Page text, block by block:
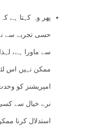
پھر وہ کہتا ہے
حسی تجربے سے
سے ماورا ہے،
ممکن نہیں اس
امپریشنز کو
نرے خیال سے کسی
استدلال کرنا